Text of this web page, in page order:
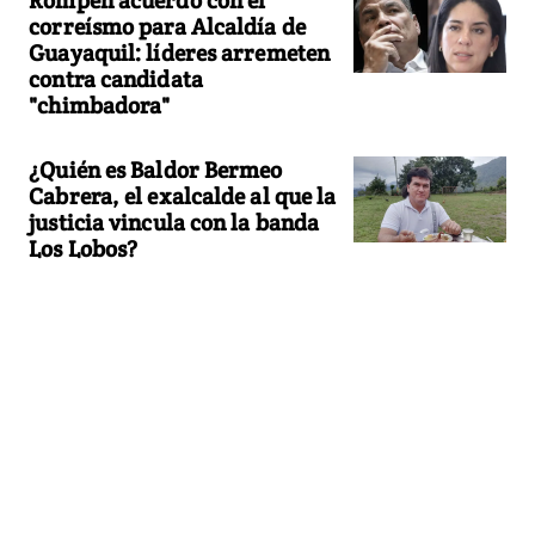
correísmo para Alcaldía de
Guayaquil: líderes arremeten
contra candidata
"chimbadora"
¿Quién es Baldor Bermeo
Cabrera, el exalcalde al que la
justicia vincula con la banda
Los Lobos?